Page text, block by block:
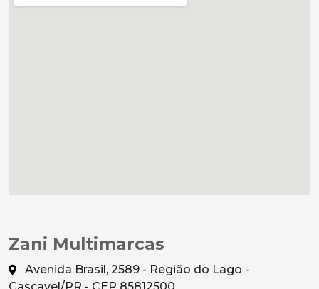
Zani Multimarcas
Avenida Brasil, 2589 - Região do Lago -
Cascavel/PR - CEP 85812500